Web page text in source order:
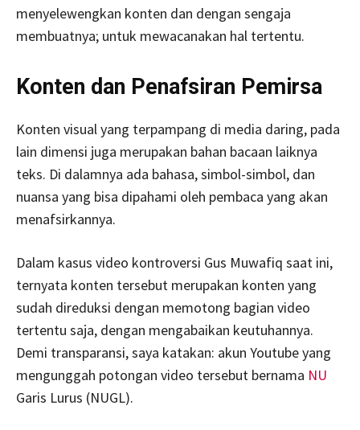
menyelewengkan konten dan dengan sengaja
membuatnya; untuk mewacanakan hal tertentu.
Konten dan Penafsiran Pemirsa
Konten visual yang terpampang di media daring, pada
lain dimensi juga merupakan bahan bacaan laiknya
teks. Di dalamnya ada bahasa, simbol-simbol, dan
nuansa yang bisa dipahami oleh pembaca yang akan
menafsirkannya.
Dalam kasus video kontroversi Gus Muwafiq saat ini,
ternyata konten tersebut merupakan konten yang
sudah direduksi dengan memotong bagian video
tertentu saja, dengan mengabaikan keutuhannya.
Demi transparansi, saya katakan: akun Youtube yang
mengunggah potongan video tersebut bernama NU
Garis Lurus (NUGL).